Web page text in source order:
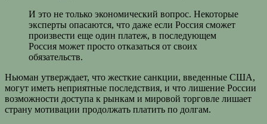
И это не только экономический вопрос. Некоторые
эксперты опасаются, что даже если Россия сможет
произвести еще один платеж, в последующем
Россия может просто отказаться от своих
обязательств.
Ньюман утверждает, что жесткие санкции, введенные США,
могут иметь неприятные последствия, и что лишение России
возможности доступа к рынкам и мировой торговле лишает
страну мотивации продолжать платить по долгам.